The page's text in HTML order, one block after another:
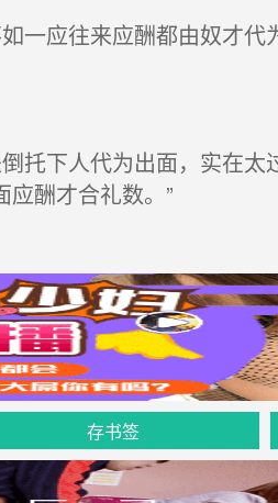
一应往来应酬都由奴才代
托下人代为出面，实在太
酬才合礼数。”
存书签